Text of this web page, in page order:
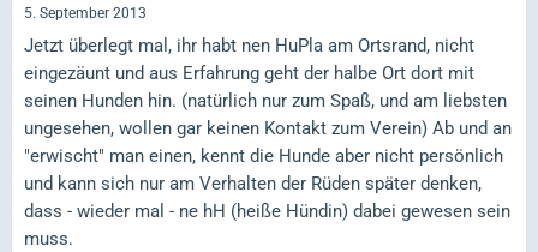
5. September 2013
Jetzt überlegt mal, ihr habt nen HuPla am Ortsrand, nicht
eingezäunt und aus Erfahrung geht der halbe Ort dort mit
seinen Hunden hin. (natürlich nur zum Spaß, und am liebsten
ungesehen, wollen gar keinen Kontakt zum Verein) Ab und an
"erwischt" man einen, kennt die Hunde aber nicht persönlich
und kann sich nur am Verhalten der Rüden später denken,
dass - wieder mal - ne hH (heiße Hündin) dabei gewesen sein
muss.